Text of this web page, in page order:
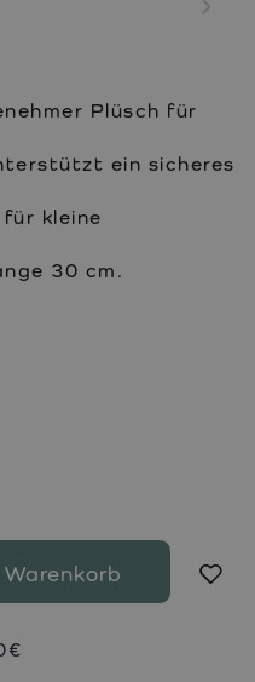
Plüsch für
ein sicheres
kleine
30 cm.
€